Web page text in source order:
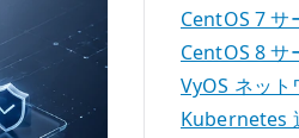
CentOS 7 サ
CentOS 8 サ
VyOS ネッ
Kubernetes